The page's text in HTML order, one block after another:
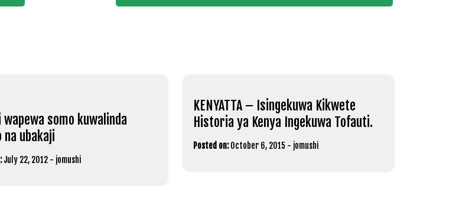
wapewa somo kuwalinda
ubakaji
July 22, 2012 - jomushi
KENYATTA – Isingekuwa Kikwete
Historia ya Kenya Ingekuwa Tofauti.
Posted on: October 6, 2015 - jomushi